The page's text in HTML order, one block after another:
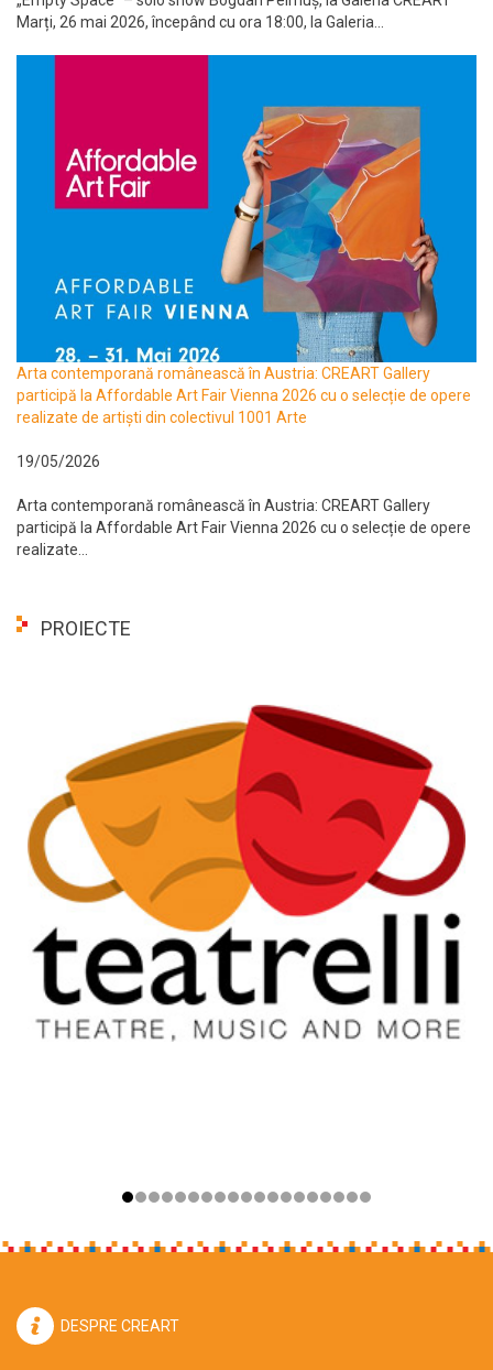
Marți, 26 mai 2026, începând cu ora 18:00, la Galeria...
Arta contemporană românească în Austria: CREART Gallery
participă la Affordable Art Fair Vienna 2026 cu o selecție de opere
realizate de artiști din colectivul 1001 Arte
19/05/2026
Arta contemporană românească în Austria: CREART Gallery
participă la Affordable Art Fair Vienna 2026 cu o selecție de opere
realizate...
PROIECTE
DESPRE CREART